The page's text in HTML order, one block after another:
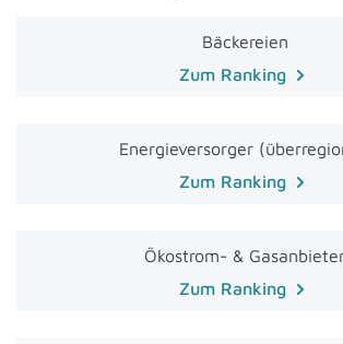
Bäckereien
Zum Ranking
Energieversorger
Zum Ranking
Ökostrom- &
Zum Ranking